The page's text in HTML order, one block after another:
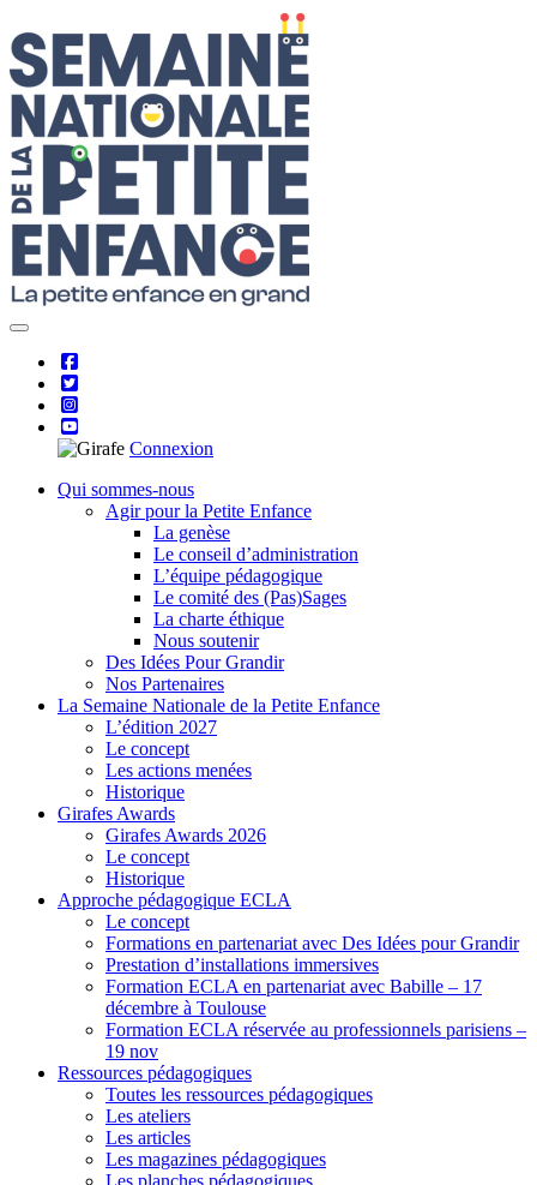
to
content
Connexion
Qui sommes-nous
Agir pour la Petite Enfance
La genèse
Le conseil d’administration
L’équipe pédagogique
Le comité des (Pas)Sages
La charte éthique
Nous soutenir
Des Idées Pour Grandir
Nos Partenaires
La Semaine Nationale de la Petite Enfance
L’édition 2027
Le concept
Les actions menées
Historique
Girafes Awards
Girafes Awards 2026
Le concept
Historique
Approche pédagogique ECLA
Le concept
Formations en partenariat avec Des Idées pour Grandir
Prestation d’installations immersives
Formation ECLA en partenariat avec Babille – 17
décembre à Toulouse
Formation ECLA réservée au professionnels parisiens –
19 nov
Ressources pédagogiques
Toutes les ressources pédagogiques
Les ateliers
Les articles
Les magazines pédagogiques
Les planches pédagogiques